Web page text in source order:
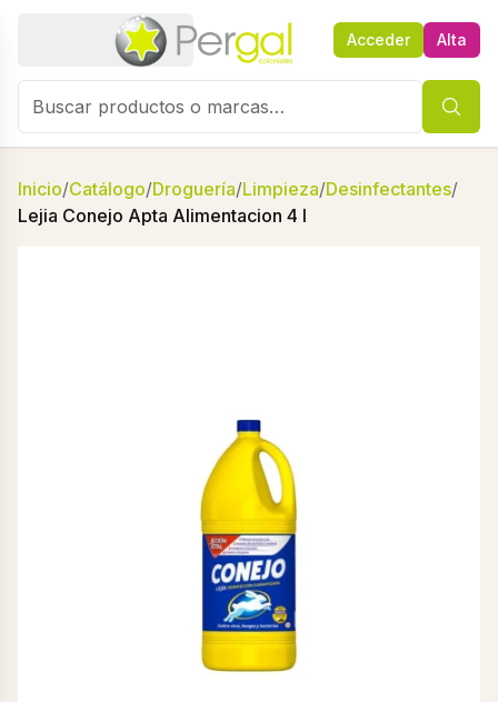
Acceder Alta
Inicio/Catálogo/Droguería/Limpieza/Desinfectantes/
Lejia Conejo Apta Alimentacion 4 l